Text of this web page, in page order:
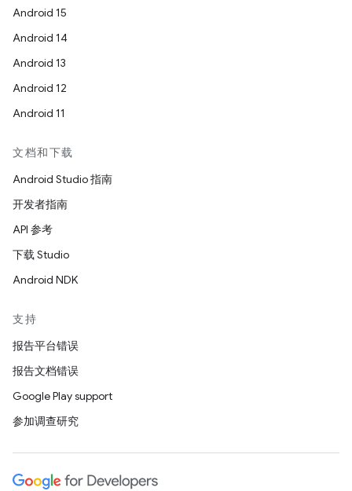
Android 15
Android 14
Android 13
Android 12
Android 11
文档和下载
Android Studio 指南
开发者指南
API 参考
下载 Studio
Android NDK
支持
报告平台错误
报告文档错误
Google Play support
参加调查研究